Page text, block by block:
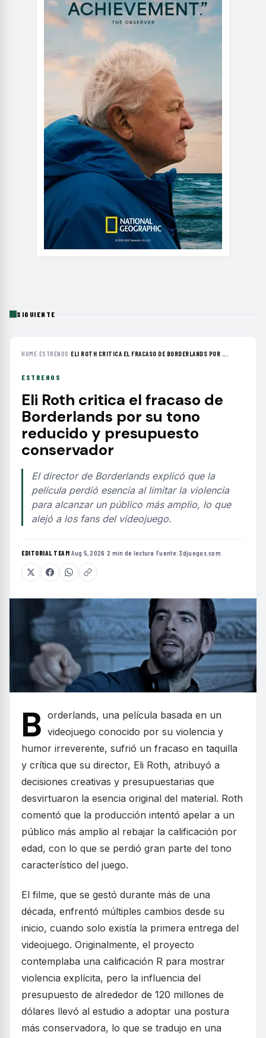
SIGUIENTE
HOME›ESTRENOS ›ELI ROTH CRITICA EL FRACASO DE BORDERLANDS POR ...
ESTRENOS
Eli Roth critica el fracaso de
Borderlands por su tono
reducido y presupuesto
conservador
El director de Borderlands explicó que la
película perdió esencia al limitar la violencia
para alcanzar un público más amplio, lo que
alejó a los fans del videojuego.
EDITORIAL TEAM·Aug 5, 2026 ·2 min de lectura ·Fuente:3djuegos.com
B orderlands, una película basada en un
videojuego conocido por su violencia y
humor irreverente, sufrió un fracaso en taquilla
y crítica que su director, Eli Roth, atribuyó a
decisiones creativas y presupuestarias que
desvirtuaron la esencia original del material. Roth
comentó que la producción intentó apelar a un
público más amplio al rebajar la calificación por
edad, con lo que se perdió gran parte del tono
característico del juego.
El filme, que se gestó durante más de una
década, enfrentó múltiples cambios desde su
inicio, cuando solo existía la primera entrega del
videojuego. Originalmente, el proyecto
contemplaba una calificación R para mostrar
violencia explícita, pero la influencia del
presupuesto de alrededor de 120 millones de
dólares llevó al estudio a adoptar una postura
más conservadora, lo que se tradujo en una